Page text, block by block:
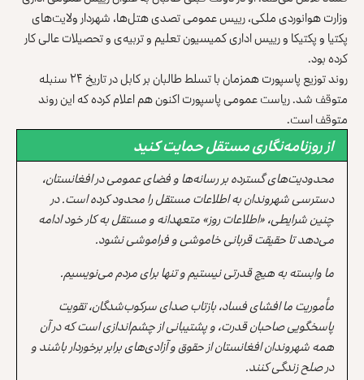
وزارت هوانوردی ملکی، رییس عمومی تصدی هتل‌ها، شهردار ولایت‌های
پکتیا و پکتیکا و رییس اداری کمیسیون تعلیم و تربیه‌ی و تحصیلات عالی کار
کرده بود.
روند توزیع پاسپورت همزمان با تسلط طالبان بر کابل در تاریخ ۲۴ سنبله
متوقف شد. ریاست عمومی پاسپورت اکنون هم اعلام کرده که این روند
متوقف است.
از روزنامه‌نگاری مستقل حمایت کنید
محدودیت‌های گسترده بر رسانه‌ها و فضای عمومی در افغانستان،
دسترسی شهروندان به اطلاعات مستقل را محدود کرده است. در
چنین شرایطی، «اطلاعات روز» متعهدانه و مستقل به کار خود ادامه
می‌دهد تا حقیقت قربانی خاموشی و فراموشی نشود.
ما وابسته به هیچ قدرتی نیستیم و تنها برای مردم می‌نویسیم.
مأموریت ما افشای فساد، بازتاب صدای سرکوب‌شدگان، تقویت
پاسخگویی صاحبان قدرت، و پشتیبانی از چشم‌اندازی است که در آن
همه شهروندان افغانستان از حقوق و آزادی‌های برابر برخوردار باشند و
در صلح زندگی کنند.